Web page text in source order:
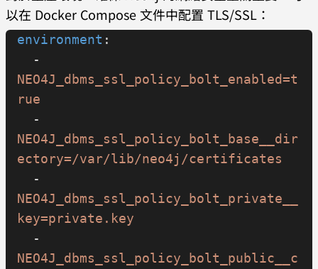
以在 Docker Compose 文件中配置 TLS/SSL：
environment :
NEO4J_dbms_ssl_policy_bolt_enabled=t
rue
NEO4J_dbms_ssl_policy_bolt_base__dir
ectory=/var/lib/neo4j/certificates
NEO4J_dbms_ssl_policy_bolt_private__
key=private.key
NEO4J_dbms_ssl_policy_bolt_public__c